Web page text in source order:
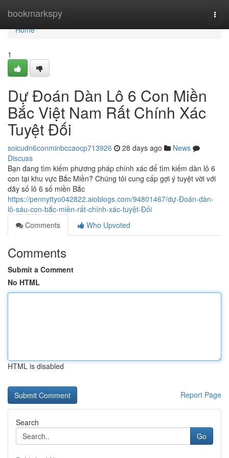
bookmarkspy
Home
Home
1
Dự Đoán Dàn Lô 6 Con Miền
Bắc Việt Nam Rất Chính Xác
Tuyệt Đối
soicudn6conminbccaocp713926 28 days ago
News
Discuss
Bạn đang tìm kiếm phương pháp chính xác để tìm kiếm dàn lô 6
con tại khu vực Bắc Miền? Chúng tôi cung cấp gợi ý tuyệt vời với
dãy số lô 6 số miền Bắc
https://pennyttyo042822.aioblogs.com/94801467/dự-Đoán-dàn-
lô-sáu-con-bắc-miền-rất-chính-xác-tuyệt-Đối
Comments
Who Upvoted
Comments
Submit a Comment
No HTML
HTML is disabled
Report Page
Search
Go